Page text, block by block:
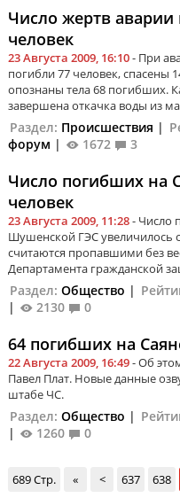
Число жертв аварии
человек
23 Августа 2009, 16:10- При
погибли 77 человек, спасены
опознаны тела 68 погибших.
завершена откачка воды из
Раздел: Происшествия |
форум | 1672 3
Число погибших на
человек
23 Августа 2009, 11:28- Число
Шушенской ГЭС увеличилось
считаются пропавшими без
Департамента гражданской
Раздел: Общество |
|
2130 0
64 погибших на
22 Августа 2009, 16:49- Об
Павел Плат. Новые данные
штабе ЧС.
Раздел: Общество |
|
1260 0
689 Стр. « < 637 638